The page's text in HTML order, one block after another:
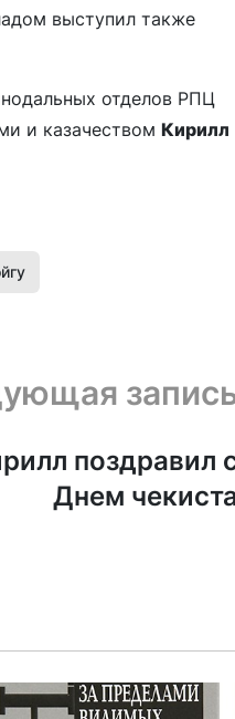
выступил также
отделов РПЦ
и казачеством Кирилл
поздравил
Днем